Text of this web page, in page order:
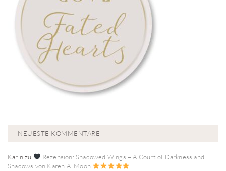
NEUESTE KOMMENTARE
Karinzu
Rezension: Shadowed Wings – A Court of Darkness and
Shadows von Karen A. Moon